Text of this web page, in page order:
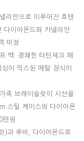
리안으로 이루어진 호텐
다이아몬드와 카넬리안
미정.
백. 경쾌한 타탄체크 패
이 믹스된 메탈 장식이
죽 브레이슬릿이 시선을
스틸 케이스와 다이아몬
원.
)과 루비, 다이아몬드로